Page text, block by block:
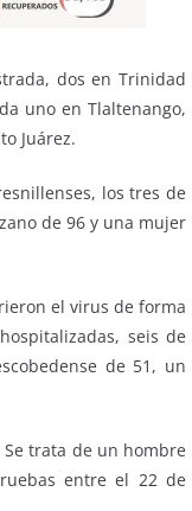
dos en Trinidad
uno en Tlaltenango,
Juárez.
los tres de
de 96 y una mujer
el virus de forma
seis de
de 51, un
trata de un hombre
entre el 22 de